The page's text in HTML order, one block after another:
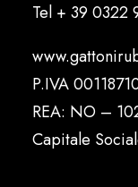
Tel + 39 0322
P.IVA
REA: NO –
Capitale